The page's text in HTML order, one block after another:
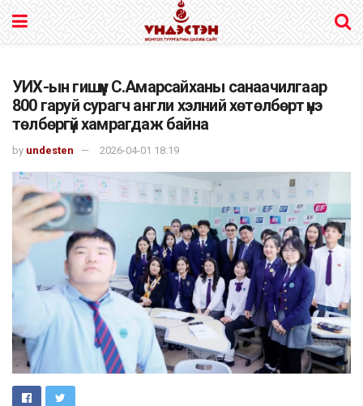
УИХ-ын гишүүн С.Амарсайханы санаачилгаар
800 гаруй сурагч англи хэлний хөтөлбөрт үнэ
төлбөргүй хамрагдаж байна
by undesten 2026-04-01 18:19